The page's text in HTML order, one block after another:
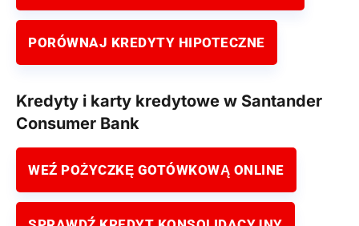
PORÓWNAJ KREDYTY HIPOTECZNE
Kredyty i karty kredytowe w Santander
Consumer Bank
WEŹ POŻYCZKĘ GOTÓWKOWĄ ONLINE